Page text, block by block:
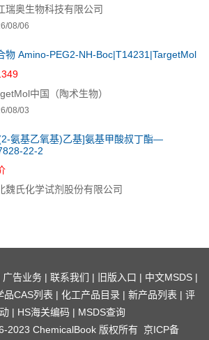
瑞奥生物科技有限公司
08/06
物 Amino-PEG2-NH-Boc|T14231|TargetMol
中国（陶术生物）
08/03
氨基乙氧基)乙基]氨基甲酸叔丁酯—
22-2
魏氏化学试剂股份有限公司
广告业务| 联系我们 | 旧版入口 | 中文MSDS|
品CAS列表 |化工产品目录 |新产品列表 |评
| HS海关编码 | MSDS查询
2023 ChemicalBook 版权所有 京ICP备